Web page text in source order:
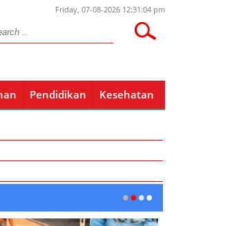
Friday, 07-08-2026 12:31:04 pm
Pendidikan Kesehatan